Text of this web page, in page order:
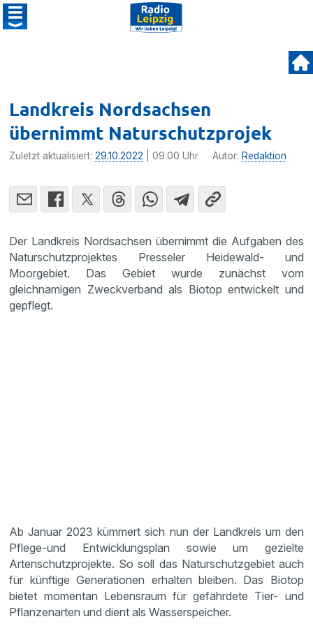
Landkreis Nordsachsen
übernimmt Naturschutzprojek
Zuletzt aktualisiert:29.10.2022 | 09:00 Uhr Autor: Redaktion
Der Landkreis Nordsachsen übernimmt die Aufgaben des
Naturschutzprojektes Presseler Heidewald- und
Moorgebiet. Das Gebiet wurde zunächst vom
gleichnamigen Zweckverband als Biotop entwickelt und
gepflegt.
Ab Januar 2023 kümmert sich nun der Landkreis um den
Pflege-und Entwicklungsplan sowie um gezielte
Artenschutzprojekte. So soll das Naturschutzgebiet auch
für künftige Generationen erhalten bleiben. Das Biotop
bietet momentan Lebensraum für gefährdete Tier- und
Pflanzenarten und dient als Wasserspeicher.